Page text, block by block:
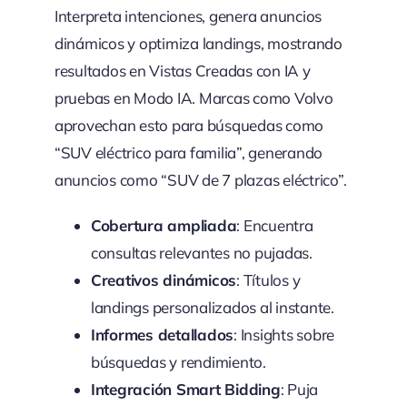
Interpreta intenciones, genera anuncios
dinámicos y optimiza landings, mostrando
resultados en Vistas Creadas con IA y
pruebas en Modo IA. Marcas como Volvo
aprovechan esto para búsquedas como
“SUV eléctrico para familia”, generando
anuncios como “SUV de 7 plazas eléctrico”.
Cobertura ampliada: Encuentra
consultas relevantes no pujadas.
Creativos dinámicos: Títulos y
landings personalizados al instante.
Informes detallados: Insights sobre
búsquedas y rendimiento.
Integración Smart Bidding: Puja